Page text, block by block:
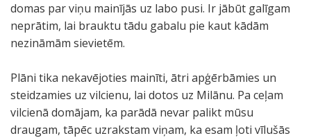
domas par viņu mainījās uz labo pusi. Ir jābūt galīgam
neprātim, lai brauktu tādu gabalu pie kaut kādām
nezināmām sievietēm.
Plāni tika nekavējoties mainīti, ātri apģērbāmies un
steidzamies uz vilcienu, lai dotos uz Milānu. Pa ceļam
vilcienā domājam, ka parādā nevar palikt mūsu
draugam, tāpēc uzrakstam viņam, ka esam ļoti vīlušās